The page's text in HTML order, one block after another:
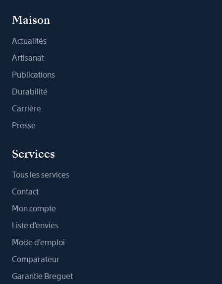
Maison
Actualités
Artisanat
Publications
Durabilité
Carrière
Presse
Services
Tous les services
Contact
Mon compte
Liste d'envies
Mode d'emploi
Comparateur
Garantie Breguet